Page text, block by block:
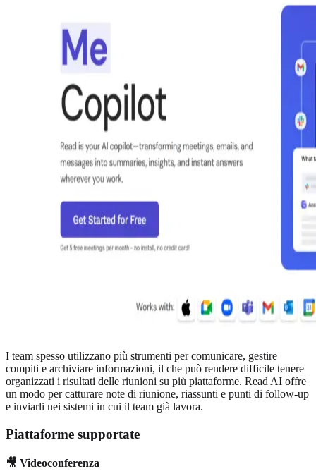
I team spesso utilizzano più strumenti per comunicare, gestire
compiti e archiviare informazioni, il che può rendere difficile tenere
organizzati i risultati delle riunioni su più piattaforme. Read AI offre
un modo per catturare note di riunione, riassunti e punti di follow-up
e inviarli nei sistemi in cui il team già lavora.
Piattaforme supportate
🎥 Videoconferenza